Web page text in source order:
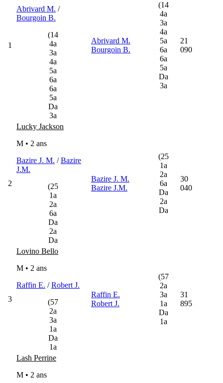
1
Abrivard M. /
Bourgoin B.
(14
4a
3a
4a
5a
6a
6a
5a
Da
3a
Abrivard M.
Bourgoin B.
(14
4a
3a
4a
5a
6a
6a
5a
Da
3a
21
090
2
Lucky Jackson
M • 2 ans
Bazire J. M. /Bazire
J.M.
(25
1a
2a
6a
Da
2a
Da
Bazire J. M.
Bazire J.M.
(25
1a
2a
6a
Da
2a
Da
30
040
3
Lovino Bello
M • 2 ans
Raffin E. /Robert J.
(57
2a
3a
1a
Da
1a
Raffin E.
Robert J.
(57
2a
3a
1a
Da
1a
31
895
Lash Perrine
M • 2 ans